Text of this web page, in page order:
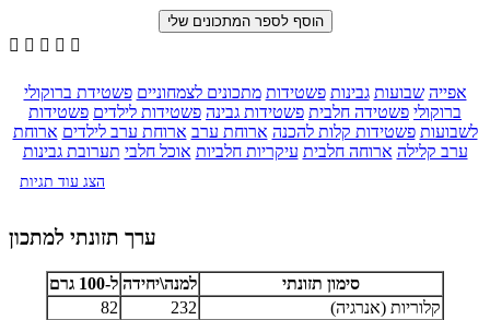
    
אפייה שבועות גבינות פשטידות מתכונים לצמחוניים פשטידת ברוקולי
ברוקולי פשטידה חלבית פשטידות גבינה פשטידות לילדים פשטידות
לשבועות פשטידות קלות להכנה ארוחת ערב ארוחת ערב לילדים ארוחת
ערב קלילה ארוחה חלבית עיקריות חלביות אוכל חלבי תערובת גבינות
הצג עוד תגיות
ערך תזונתי למתכון
סימון תזונתי למנה\יחידה ל-100 גרם
קלוריות (אנרגיה)
232
82